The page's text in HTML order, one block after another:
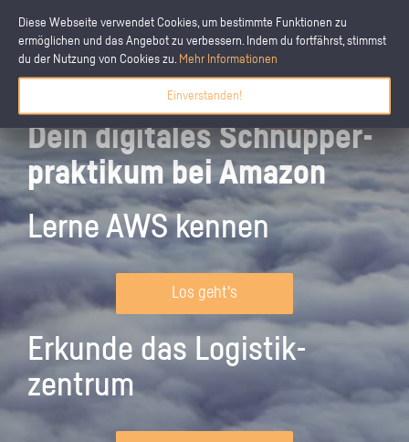
Diese Webseite verwendet Cookies, um bestimmte Funktionen zu
ermöglichen und das Angebot zu verbessern. Indem du fortfährst, stimmst
du der Nutzung von Cookies zu. Mehr Informationen
Einverstanden!
Dein digitales Schnupper­
praktikum bei Amazon
Lerne AWS kennen
Los geht's
Erkunde das Logistik­
zentrum